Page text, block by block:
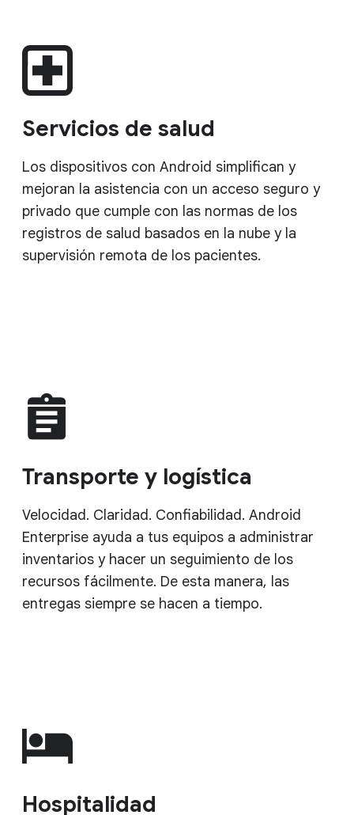
Servicios de salud
Los dispositivos con Android simplifican y
mejoran la asistencia con un acceso seguro y
privado que cumple con las normas de los
registros de salud basados en la nube y la
supervisión remota de los pacientes.
Transporte y logística
Velocidad. Claridad. Confiabilidad. Android
Enterprise ayuda a tus equipos a administrar
inventarios y hacer un seguimiento de los
recursos fácilmente. De esta manera, las
entregas siempre se hacen a tiempo.
Hospitalidad